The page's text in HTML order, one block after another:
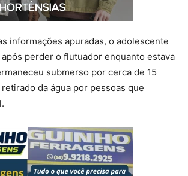
informações apuradas, o adolescente
perder o flutuador enquanto estava
submerso por cerca de 15
da água por pessoas que